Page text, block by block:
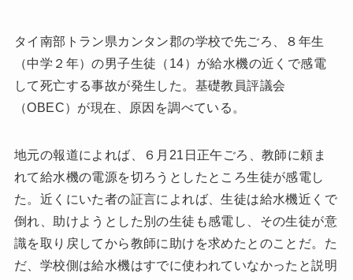
タイ南部トラン県カンタン郡の学校で先ごろ、８年生
（中学２年）の男子生徒（14）が給水機の近くで感電
して死亡する事故が発生した。基礎教員評議会
（OBEC）が現在、原因を調べている。
地元の報道によれば、６月21日正午ごろ、教師に頼ま
れて給水機の電源を切ろうとしたところ生徒が感電し
た。近くにいた者の証言によれば、生徒は給水機近くで
倒れ、助けようとした別の生徒も感電し、その生徒が意
識を取り戻してから教師に助けを求めたとのことだ。た
だ、学校側は給水機はすでに使われていなかったと説明